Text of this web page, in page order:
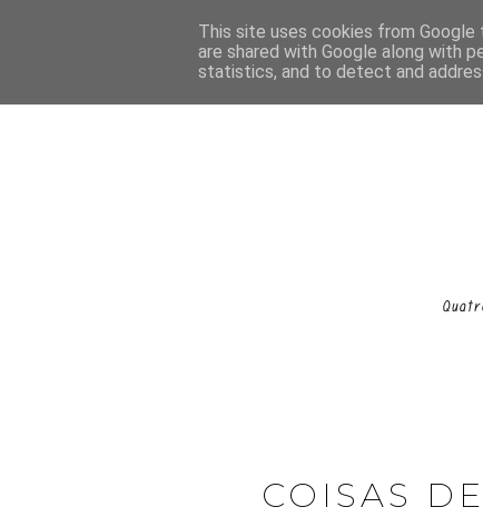
COISAS
This site uses cookies from
are shared with Google along with
statistics, and to detect and